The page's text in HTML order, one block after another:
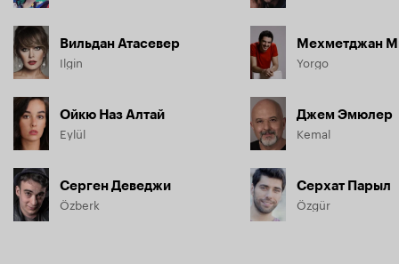
Вильдан Атасевер
Ilgin
Ойкю Наз Алтай
Eylül
Серген Деведжи
Özberk
Yorgo
Джем Эмюлер
Kemal
Серхат Парыл
Özgür